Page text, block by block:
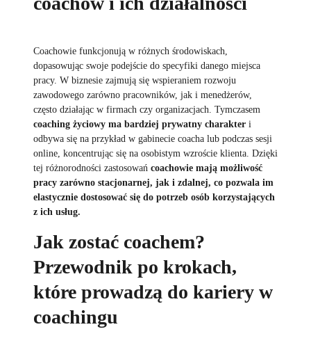
Coachowie funkcjonują w różnych środowiskach,
dopasowując swoje podejście do specyfiki danego miejsca
pracy. W biznesie zajmują się wspieraniem rozwoju
zawodowego zarówno pracowników, jak i menedżerów,
często działając w firmach czy organizacjach. Tymczasem
coaching życiowy ma bardziej prywatny charakter i
odbywa się na przykład w gabinecie coacha lub podczas sesji
online, koncentrując się na osobistym wzroście klienta. Dzięki
tej różnorodności zastosowań coachowie mają możliwość
pracy zarówno stacjonarnej, jak i zdalnej, co pozwala im
elastycznie dostosować się do potrzeb osób korzystających
z ich usług.
Jak zostać coachem?
Przewodnik po krokach,
które prowadzą do kariery w
coachingu